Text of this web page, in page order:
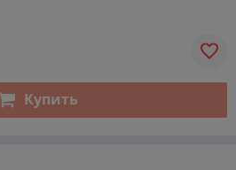
Купить